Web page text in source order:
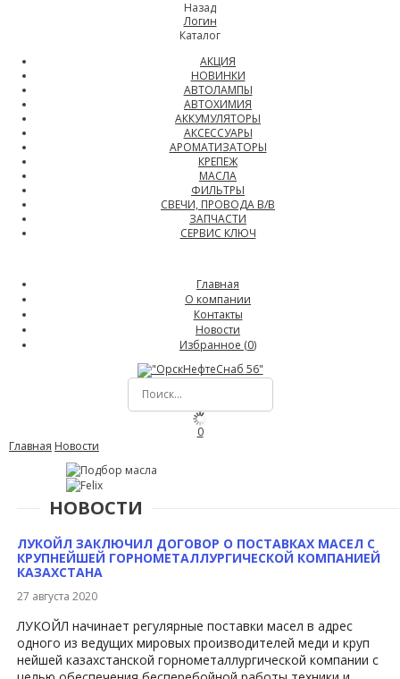
Назад
Логин
Каталог
АКЦИЯ
НОВИНКИ
АВТОЛАМПЫ
АВТОХИМИЯ
АККУМУЛЯТОРЫ
АКСЕССУАРЫ
АРОМАТИЗАТОРЫ
КРЕПЕЖ
МАСЛА
ФИЛЬТРЫ
СВЕЧИ, ПРОВОДА В/В
ЗАПЧАСТИ
СЕРВИС КЛЮЧ
Главная
О компании
Контакты
Новости
Избранное (0)
0
Главная Новости
НОВОСТИ
ЛУКОЙЛ ЗАКЛЮЧИЛ ДОГОВОР О ПОСТАВКАХ МАСЕЛ С
КРУПНЕЙШЕЙ ГОРНОМЕТАЛЛУРГИЧЕСКОЙ КОМПАНИЕЙ
КАЗАХСТАНА
27 августа 2020
ЛУКОЙЛ начинает регулярные поставки масел в адре​с
одного из ведущих мировых производителей меди и круп​
нейшей казахстанской горнометаллургической компании с